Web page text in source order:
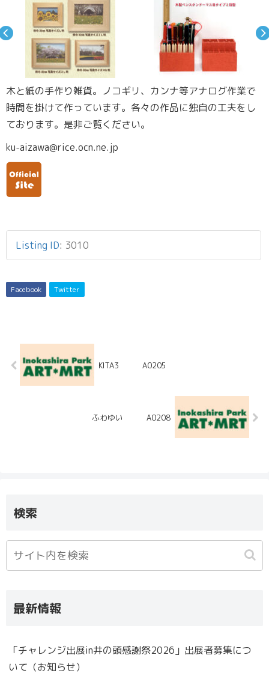
木と紙の手作り雑貨。ノコギリ、カンナ等アナログ作業で
時間を掛けて作っています。各々の作品に独自の工夫をし
ております。是非ご覧ください。
ku-aizawa@rice.ocn.ne.jp
Listing ID: 3010
Facebook Twitter
KITA3 A0205
ふわゆい A0208
検索
最新情報
「チャレンジ出展in井の頭感謝祭2026」出展者募集につ
いて（お知らせ）